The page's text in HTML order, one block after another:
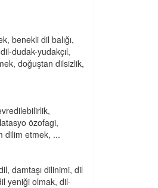
benekli dil balığı,
dudak-yudakçıl,
doğuştan dilsizlik,
özofagi,
dilim etmek, ...
damtaşı dilinimi, dil
yeniği olmak, dil-